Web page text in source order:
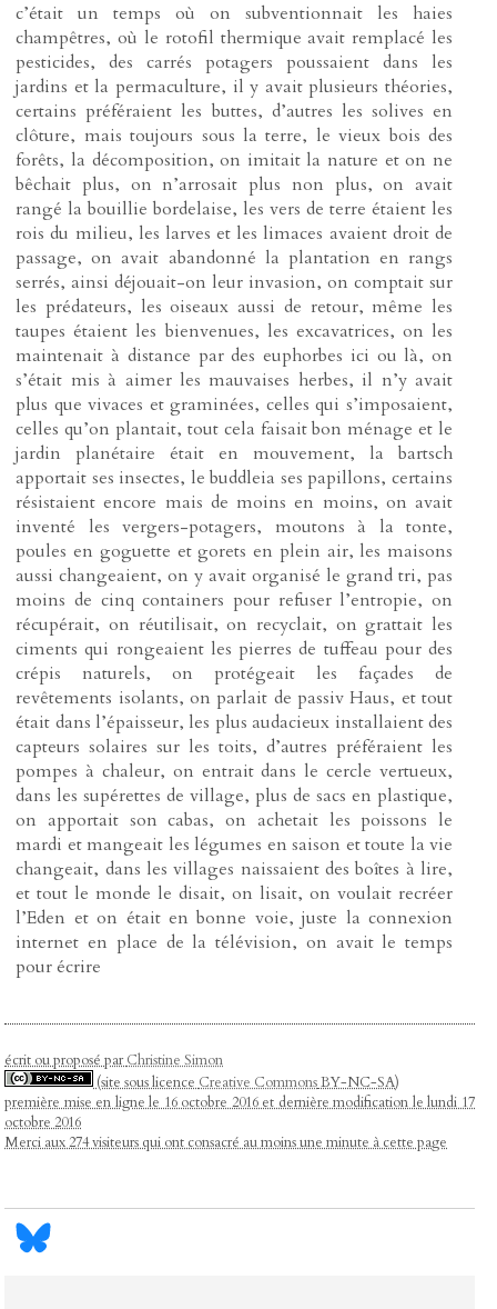
c’était un temps où on subventionnait les haies
champêtres, où le rotofil thermique avait remplacé les
pesticides, des carrés potagers poussaient dans les
jardins et la permaculture, il y avait plusieurs théories,
certains préféraient les buttes, d’autres les solives en
clôture, mais toujours sous la terre, le vieux bois des
forêts, la décomposition, on imitait la nature et on ne
bêchait plus, on n’arrosait plus non plus, on avait
rangé la bouillie bordelaise, les vers de terre étaient les
rois du milieu, les larves et les limaces avaient droit de
passage, on avait abandonné la plantation en rangs
serrés, ainsi déjouait-on leur invasion, on comptait sur
les prédateurs, les oiseaux aussi de retour, même les
taupes étaient les bienvenues, les excavatrices, on les
maintenait à distance par des euphorbes ici ou là, on
s’était mis à aimer les mauvaises herbes, il n’y avait
plus que vivaces et graminées, celles qui s’imposaient,
celles qu’on plantait, tout cela faisait bon ménage et le
jardin planétaire était en mouvement, la bartsch
apportait ses insectes, le buddleia ses papillons, certains
résistaient encore mais de moins en moins, on avait
inventé les vergers-potagers, moutons à la tonte,
poules en goguette et gorets en plein air, les maisons
aussi changeaient, on y avait organisé le grand tri, pas
moins de cinq containers pour refuser l’entropie, on
récupérait, on réutilisait, on recyclait, on grattait les
ciments qui rongeaient les pierres de tuffeau pour des
crépis naturels, on protégeait les façades de
revêtements isolants, on parlait de passiv Haus, et tout
était dans l’épaisseur, les plus audacieux installaient des
capteurs solaires sur les toits, d’autres préféraient les
pompes à chaleur, on entrait dans le cercle vertueux,
dans les supérettes de village, plus de sacs en plastique,
on apportait son cabas, on achetait les poissons le
mardi et mangeait les légumes en saison et toute la vie
changeait, dans les villages naissaient des boîtes à lire,
et tout le monde le disait, on lisait, on voulait recréer
l’Eden et on était en bonne voie, juste la connexion
internet en place de la télévision, on avait le temps
pour écrire
écrit ou proposé parChristine Simon
(site sous licence Creative CommonsBY-NC-SA)
première mise en ligne le 16 octobre 2016 et dernière modification le lundi 17
octobre 2016
Merci aux 274 visiteurs qui ont consacré au moins une minute à cette page